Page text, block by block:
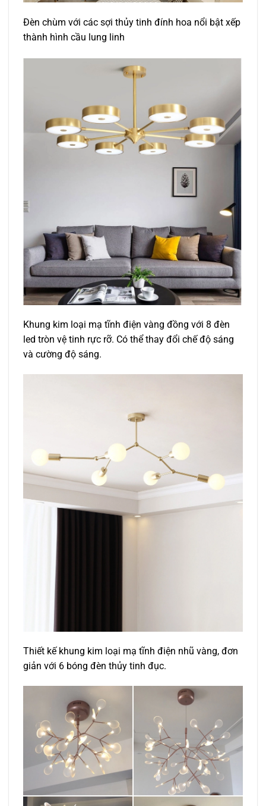
Đèn chùm với các sợi thủy tinh đính hoa nổi bật xếp
thành hình cầu lung linh
Khung kim loại mạ tĩnh điện vàng đồng với 8 đèn
led tròn vệ tinh rực rỡ. Có thể thay đổi chế độ sáng
và cường độ sáng.
Thiết kế khung kim loại mạ tĩnh điện nhũ vàng, đơn
giản với 6 bóng đèn thủy tinh đục.